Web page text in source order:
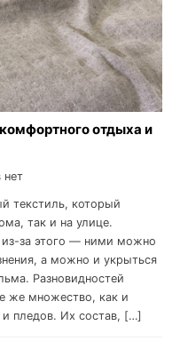
отдыха и
нет
текстиль, который
так и на улице.
за этого — ними можно
а можно и укрыться
Разновидностей
же множество, как и
пледов. Их состав, […]